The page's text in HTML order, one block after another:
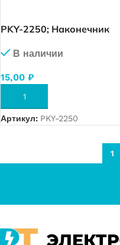
PKY-2250; Наконечник
кв. (коричневый), упак. 50
В наличии
15,00 ₽
В КОРЗИНУ
Артикул: PKY-2250
1